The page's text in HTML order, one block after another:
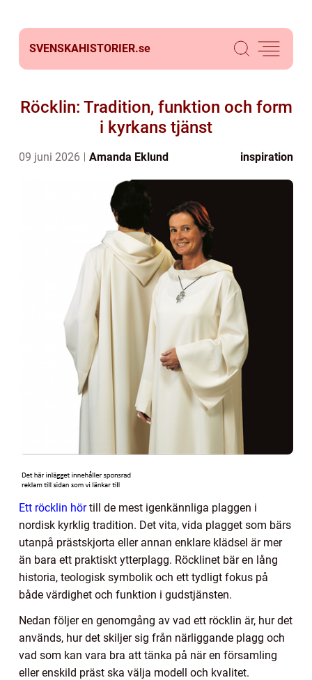
SVENSKAHISTORIER.se
Röcklin: Tradition, funktion och form
i kyrkans tjänst
09 juni 2026 Amanda Eklund inspiration
Ett röcklin hörtill de mest igenkännliga plaggen i
nordisk kyrklig tradition. Det vita, vida plagget som bärs
utanpå prästskjorta eller annan enklare klädsel är mer
än bara ett praktiskt ytterplagg. Röcklinet bär en lång
historia, teologisk symbolik och ett tydligt fokus på
både värdighet och funktion i gudstjänsten.
Nedan följer en genomgång av vad ett röcklin är, hur det
används, hur det skiljer sig från närliggande plagg och
vad som kan vara bra att tänka på när en församling
eller enskild präst ska välja modell och kvalitet.